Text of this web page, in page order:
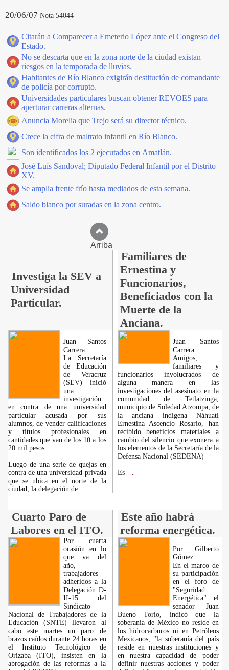
20/06/07 Nota 54044
Citarán a Comparecer a Emeterio López ante el Congreso del
Estado.
No se descarta que en la zona norte de la ciudad existan
riesgos en la temporada de lluvias.
Habitantes de Río Blanco exigirán destitución de comandante
de policía por corrupto.
Universidades particulares buscan obtener REVOES para
aperturar carreras alternas.
Anuncia Morelia que Trejo será su director técnico.
Crece la cifra de maltrato infantil en Río Blanco.
Son identificados los 2 ejecutados en Amatlán.
José Luís Sandoval; Diputado Federal Infantil por el Distrito
XV.
Se amplia frente frío hasta mediados de esta semana.
Saldo blanco por suradas en la zona centro.
Arriba
Investiga la SEV a
Universidad
Particular.
Familiares de
Ernestina y
Funcionarios,
Beneficiados con la
Muerte de la
Anciana.
Juan Santos
Carrera.
La Secretaría
de Educación
de Veracruz
(SEV) inició
una
investigación
en contra de una universidad
particular acusada por sus
alumnos, de vender calificaciones
y títulos profesionales en
cantidades que van de los 10 a los
20 mil pesos.
Luego de una serie de quejas en
contra de una universidad privada
que se ubica en el norte de la
ciudad, la delegación de
Juan Santos
Carrera.
Amigos,
familiares y
funcionarios involucrados de
alguna manera en las
investigaciones del asesinato en la
comunidad de Tetlatzinga,
municipio de Soledad Atzompa, de
la anciana indígena Náhuatl
Ernestina Ascencio Rosario, han
recibido beneficios materiales a
cambio del silencio que exonera a
los elementos de la Secretaría de la
Defensa Nacional (SEDENA)
Es
Cuarto Paro de
Labores en el ITO.
Este año habrá
reforma energética.
Por cuarta
ocasión en lo
que va del
año,
trabajadores
adheridos a la
Delegación D-
II-15 del
Sindicato
Nacional de Trabajadores de la
Educación (SNTE) llevaron al
cabo este martes un paro de
brazos caídos durante 24 horas en
el Instituto Tecnológico de
Orizaba (ITO), insisten en la
abrogación de las reformas a la
Por: Gilberto
Gómez.
En el marco de
su participación
en el foro de
"Seguridad
Energética" el
senador Juan
Bueno Torio, indicó que la
soberanía de México no reside en
los hidrocarburos ni en Petróleos
Mexicanos, "la soberanía del país
reside en nuestras instituciones y
en nuestra capacidad de poder
definir nuestras acciones y poder